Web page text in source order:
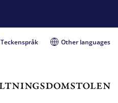
Teckenspråk Other languages